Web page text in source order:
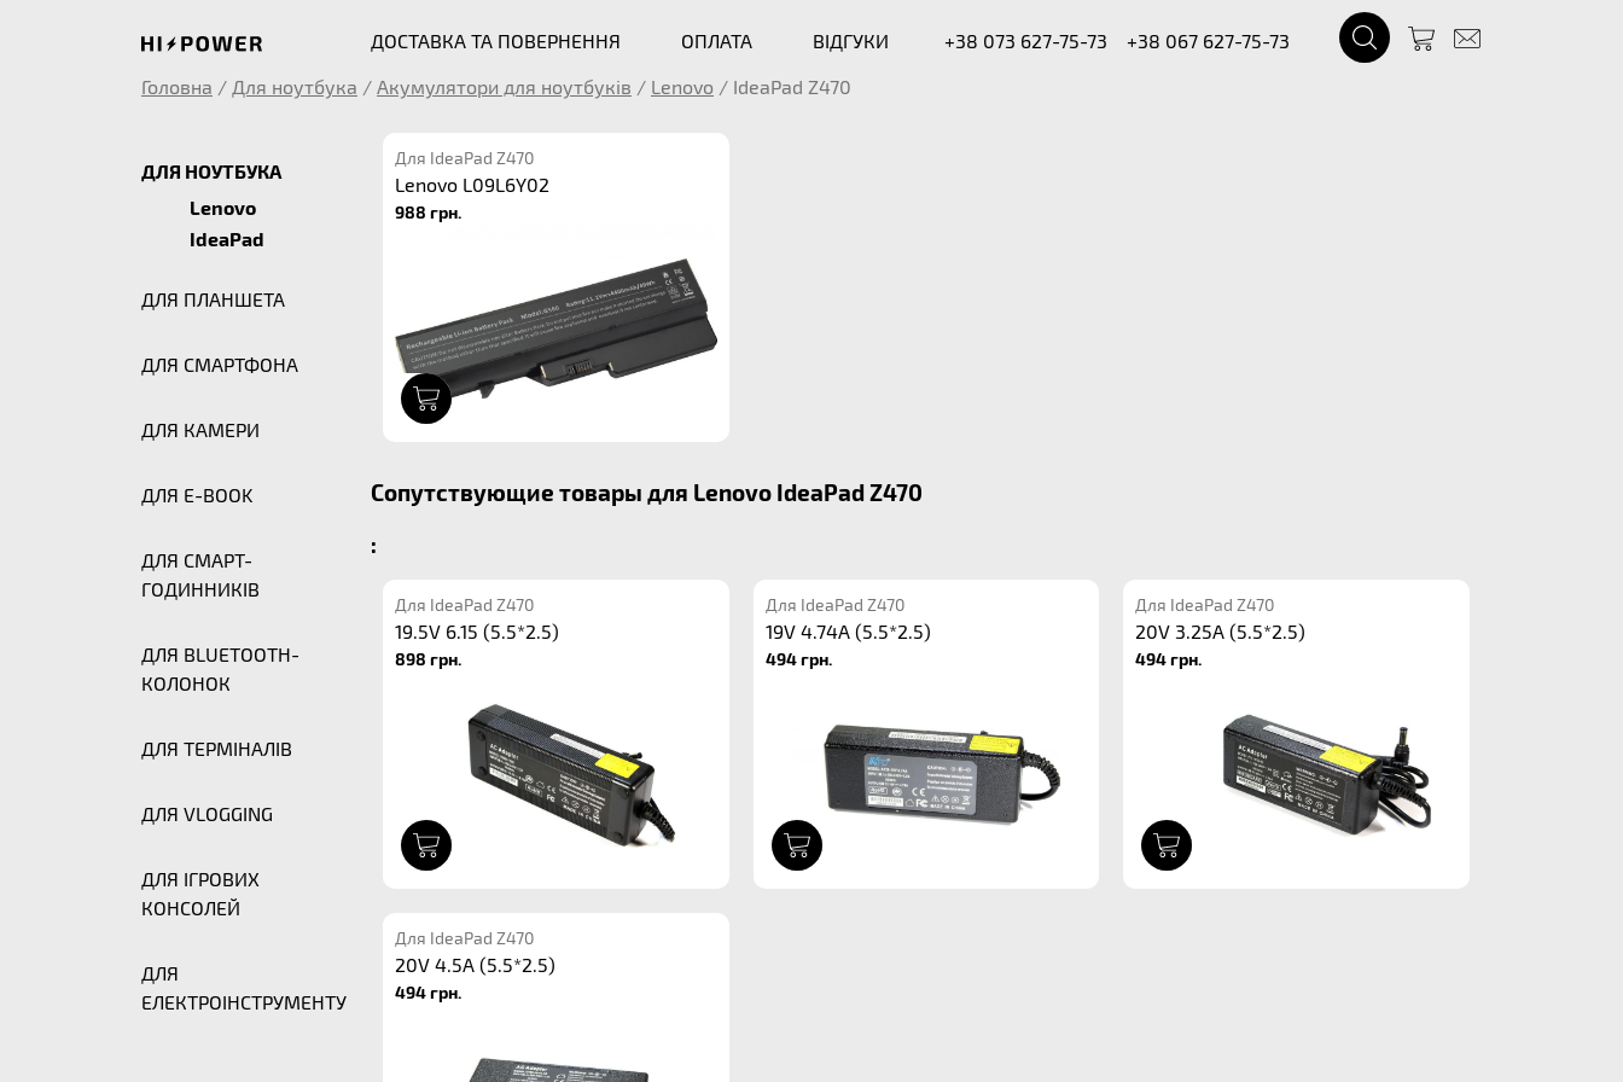
ДОСТАВКА ТА ПОВЕРНЕННЯ ОПЛАТА ВІДГУКИ +38 073 627-75-73
+38 067 627-75-73
Головна / Для ноутбука / Акумулятори для ноутбуків / Lenovo / IdeaPad Z470
ДЛЯ НОУТБУКА
Lenovo
IdeaPad
ДЛЯ ПЛАНШЕТА
ДЛЯ СМАРТФОНА
ДЛЯ КАМЕРИ
ДЛЯ E-BOOK
ДЛЯ СМАРТ-
ГОДИННИКІВ
ДЛЯ BLUETOOTH-
КОЛОНОК
ДЛЯ ТЕРМІНАЛІВ
ДЛЯ VLOGGING
ДЛЯ ІГРОВИХ
КОНСОЛЕЙ
ДЛЯ
ЕЛЕКТРОІНСТРУМЕНТУ
Для IdeaPad Z470
Lenovo L09L6Y02
988 грн.
Сопутствующие товары для Lenovo IdeaPad Z470
:
Для IdeaPad Z470
19.5V 6.15 (5.5*2.5)
898 грн.
Для IdeaPad Z470
19V 4.74A (5.5*2.5)
494 грн.
Для IdeaPad Z470
20V 3.25A (5.5*2.5)
494 грн.
Для IdeaPad Z470
20V 4.5A (5.5*2.5)
494 грн.